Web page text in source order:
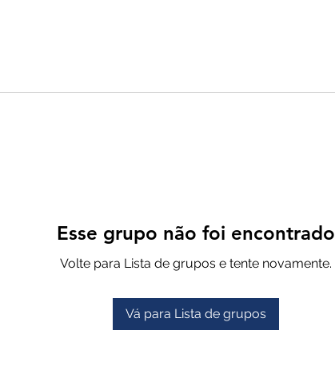
Esse grupo não foi encontrado
Volte para Lista de grupos e tente novamente.
Vá para Lista de grupos